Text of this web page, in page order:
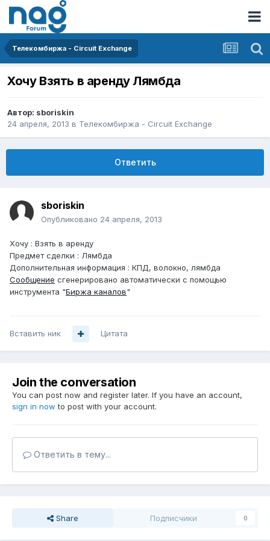
Телекомбиржа - Circuit Exchange
Хочу Взять в аренду Лямбда
Автор: sboriskin
24 апреля, 2013 в Телекомбиржа - Circuit Exchange
Ответить
sboriskin
Опубликовано 24 апреля, 2013
Хочу : Взять в аренду
Предмет сделки : Лямбда
Дополнительная информация : КПД, волокно, лямбда
Сообщение сгенерировано автоматически с помощью
инструмента "Биржа каналов"
Вставить ник Цитата
Join the conversation
You can post now and register later. If you have an account,
sign in now to post with your account.
Ответить в тему...
Share Подписчики 0